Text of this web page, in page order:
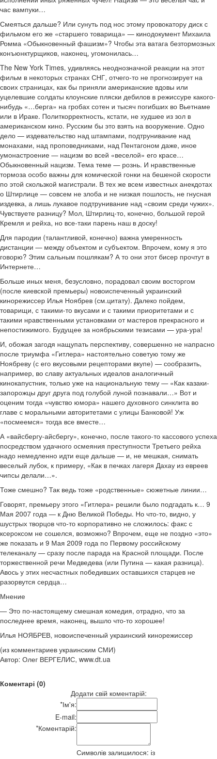
час вампуки…
Смеяться дальше? Или сунуть под нос этому провокатору диск с
фильмом его же «старшего товарища» — кинодокумент Михаила
Ромма «Обыкновенный фашизм»? Чтобы эта ватага безтормозных
конъюнктурщиков, наконец, угомонилась…
The New York Times, удивляясь неоднозначной реакции на этот
фильм в некоторых странах СНГ, отчего-то не прогнозирует на
своих страницах, как бы приняли американские вдовы или
уцелевшие солдаты клоунские пляски дебилов в режиссуре какого-
нибудь «…берга» на гробах сотен и тысяч погибших во Вьетнаме
или в Ираке. Политкорректность, кстати, не худшее из зол в
американском кино. Русским бы это взять на вооружение. Одно
дело — издевательство над штампами, подтрунивание над
монахами, над проповедниками, над Пентагоном даже, иное
умонастроение — нацизм во всей «веселой» его красе…
Обыкновенный нацизм. Тема теме — рознь. И нравственные
тормоза особо важны для комической гонки на бешеной скорости
по этой скользкой магистрали. В тех же всем известных анекдотах
о Штирлице — совсем не злоба и не низкая пошлость, не гнусная
издевка, а лишь лукавое подтрунивание над «своим среди чужих».
Чувствуете разницу? Мол, Штирлиц-то, конечно, большой герой
Кремля и рейха, но все-таки парень наш в доску!
Для пародии (талантливой, конечно) важна умеренность
дистанции — между объектом и субъектом. Впрочем, кому я это
говорю? Этим сальным пошлякам? А то они этот бисер прочтут в
Интернете…
Больше иных меня, безусловно, порадовал своим восторгом
(после киевской премьеры) новоиспеченный украинский
кинорежиссер Илья Ноябрев (см.цитату). Далеко пойдем,
товарищи, с такими-то вкусами и с такими приоритетами и с
такими нравственными установками от мастеров прекрасного и
непостижимого. Будущее за ноябрьскими тезисами — ура-ура!
И, обожая загодя нащупать перспективу, совершенно не напрасно
после триумфа «Гитлера» настоятельно советую тому же
Ноябреву (с его вкусовыми рецепторами вкупе) — сообразить,
например, во славу актуальных идеалов аналогичный
кинокапустник, только уже на национальную тему — «Как казаки-
запорожцы друг друга под голубой луной познавали…» Вот и
оценим тогда «чувство юмора» нашего духовного синклита во
главе с моральными авторитетами с улицы Банковой! Уж
«посмеемся» тогда все вместе…
А «вайсбергу-айсбергу», конечно, после такого-то кассового успеха
посредством удачного осмеяния преступности Третьего рейха
надо немедленно идти еще дальше — и, не мешкая, снимать
веселый лубок, к примеру, «Как в печках лагеря Дахау из евреев
чипсы делали…».
Тоже смешно? Так ведь тоже «родственные» сюжетные линии…
Говорят, премьеру этого «Гитлера» решили было подгадать к… 9
Мая 2007 года — к Дню Великой Победы. Но что-то, видно, у
шустрых творцов что-то корпоративно не сложилось: факс с
ксероксом не сошелся, возможно? Впрочем, еще не поздно «это»
же показать и 9 Мая 2009 года по Первому российскому
телеканалу — сразу после парада на Красной площади. После
торжественной речи Медведева (или Путина — какая разница).
Авось у этих несчастных победивших оставшихся старцев не
разорвутся сердца…
Мнение
— Это по-настоящему смешная комедия, отрадно, что за
последнее время, наконец, вышло что-то хорошее!
Илья НОЯБРЕВ, новоиспеченный украинский кинорежиссер
(из комментариев украинским СМИ)
Автор: Олег ВЕРГЕЛИС, www.dt.ua
Коментарі (0)
Додати свій коментарій:
*Ім'я:
E-mail:
*Коментарій:
Символів залишилося: із